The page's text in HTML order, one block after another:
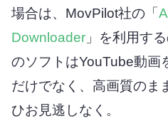
場合は、MovPilot社の「
Downloader」を利用す
のソフトはYouTube動画
だけでなく、高画質のま
ひお見逃しなく。